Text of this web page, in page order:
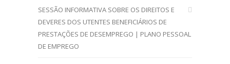
SESSÃO INFORMATIVA SOBRE OS DIREITOS E
DEVERES DOS UTENTES BENEFICIÁRIOS DE
PRESTAÇÕES DE DESEMPREGO | PLANO PESSOAL
DE EMPREGO